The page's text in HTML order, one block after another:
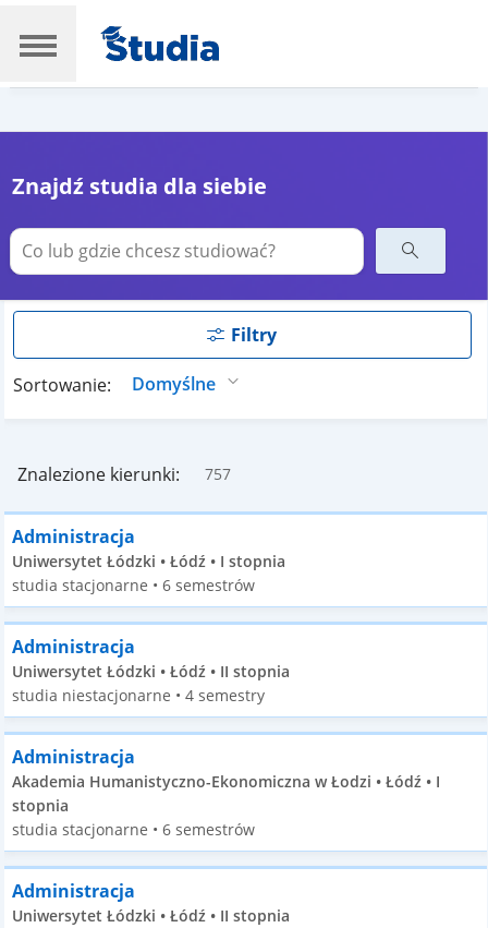
Znajdź studia dla siebie
Filtry
Sortowanie:
Znalezione kierunki: 757
Administracja
Uniwersytet Łódzki • Łódź • I stopnia
studia stacjonarne • 6 semestrów
Administracja
Uniwersytet Łódzki • Łódź • II stopnia
studia niestacjonarne • 4 semestry
Administracja
Akademia Humanistyczno-Ekonomiczna w Łodzi • Łódź • I
stopnia
studia stacjonarne • 6 semestrów
Administracja
Uniwersytet Łódzki • Łódź • II stopnia